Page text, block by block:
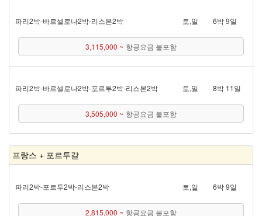
파리 2박 - 바르셀로나 2박 - 리스본 2박 토,일 6박 9일
3,115,000 ~ 항공요금 불포함
파리 2박 - 바르셀로나 2박 - 포르투 2박 - 리스본 2박 토,일 8박 11일
3,505,000 ~ 항공요금 불포함
프랑스 + 포르투갈
파리 2박 - 포르투 2박 - 리스본 2박 토,일 6박 9일
2,815,000 ~ 항공요금 불포함